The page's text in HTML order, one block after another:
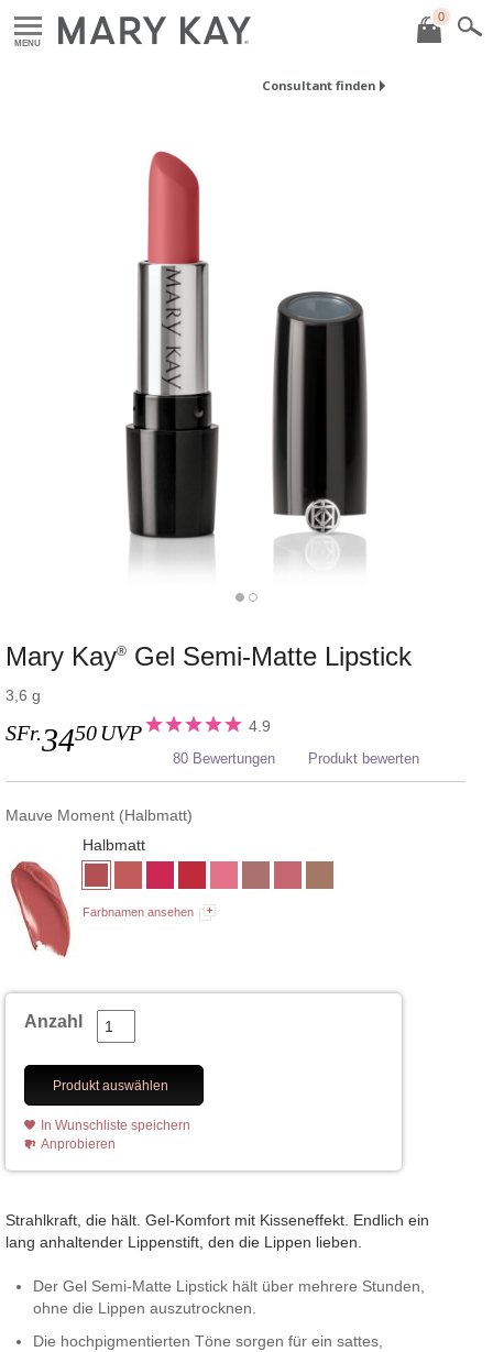
MENU
0
Consultant finden
Mary Kay® Gel Semi-Matte Lipstick
3,6 g
SFr.3450 UVP 4.9
80 Bewertungen Produkt bewerten
Mauve Moment (Halbmatt)
Halbmatt
Farbnamen ansehen
Anzahl
Produkt auswählen
In Wunschliste speichern
Anprobieren
Strahlkraft, die hält. Gel-Komfort mit Kisseneffekt. Endlich ein
lang anhaltender Lippenstift, den die Lippen lieben.
Der Gel Semi-Matte Lipstick hält über mehrere Stunden,
ohne die Lippen auszutrocknen.
Die hochpigmentierten Töne sorgen für ein sattes,